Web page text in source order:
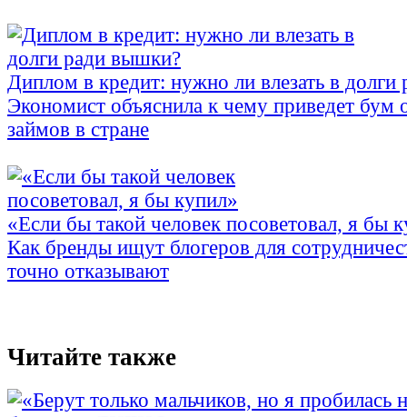
Диплом в кредит: нужно ли влезать в
Экономист объяснила к чему приведет бум
займов в стране
«Если бы такой человек посоветовал, я бы
Как бренды ищут блогеров для
точно отказывают
Читайте также